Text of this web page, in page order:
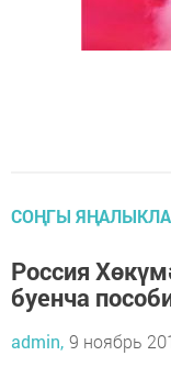
СОҢГЫ
Россия
буенча
admin, 9 ноябрь